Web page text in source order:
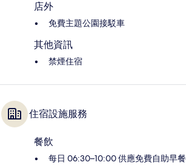
店外
免費主題公園接駁車
其他資訊
禁煙住宿
住宿設施服務
餐飲
每日 06:30–10:00 供應免費自助早餐